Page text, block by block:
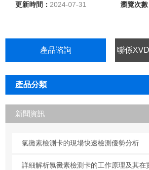
更新時間：2024-07-31 瀏覽次數
產品谘詢 聯係
產品分類
新聞資訊
氯黴素檢測卡的現場快速檢測優勢分析